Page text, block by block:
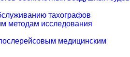
тахографов
методам исследования
медицинским